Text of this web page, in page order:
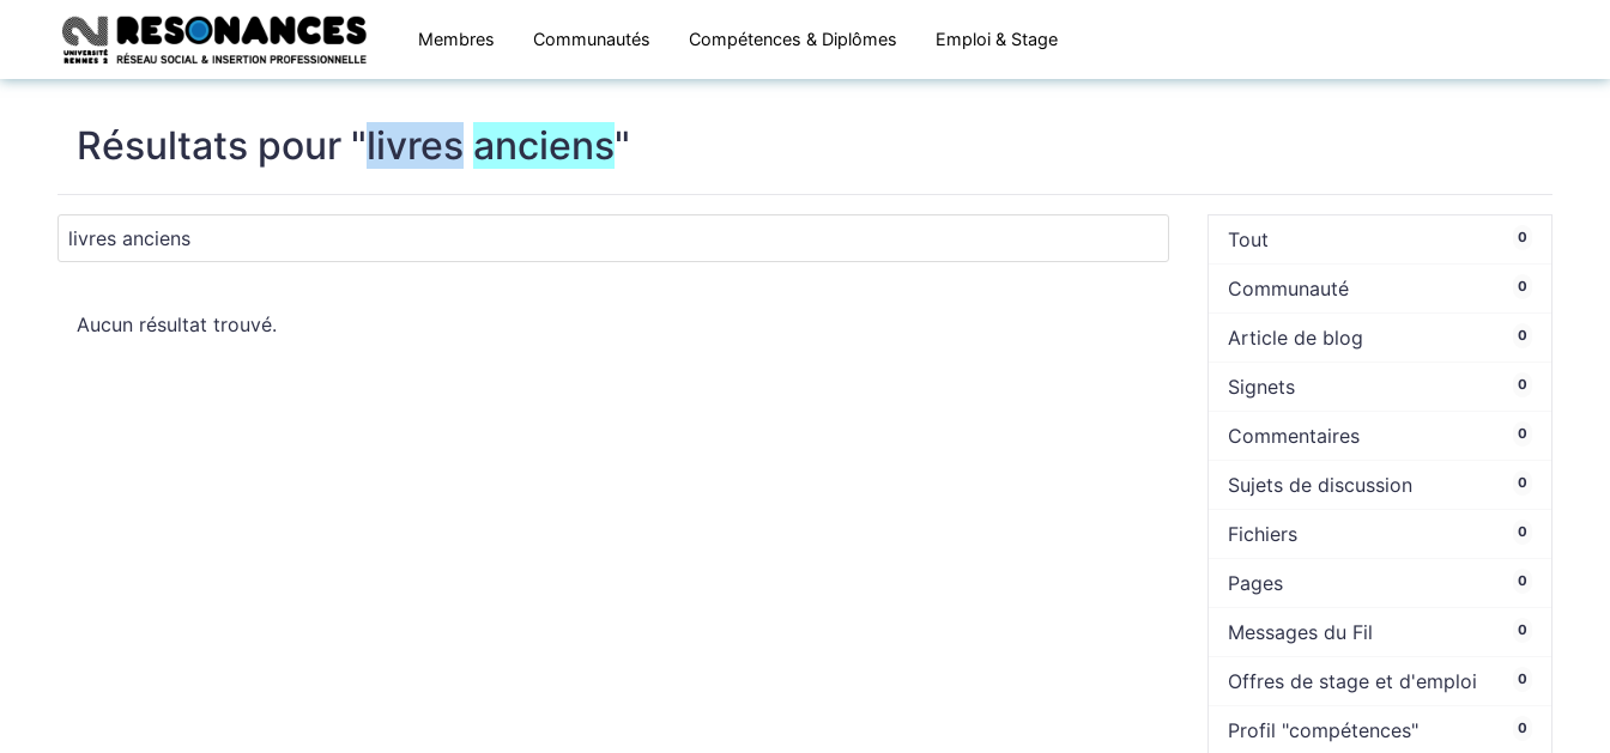
Membres Communautés Compétences & Diplômes Emploi & Stage
Résultats pour "livres anciens"
Aucun résultat trouvé.
Tout 0
Communauté 0
Article de blog 0
Signets 0
Commentaires 0
Sujets de discussion 0
Fichiers 0
Pages 0
Messages du Fil 0
Offres de stage et d'emploi 0
Profil "compétences" 0